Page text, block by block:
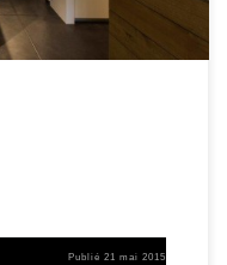
Publié21 mai 2015